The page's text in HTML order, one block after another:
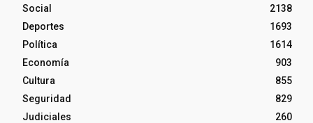
Social
2138
Deportes
1693
Política
1614
Economía
903
Cultura
855
Seguridad
829
Judiciales
260